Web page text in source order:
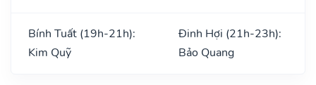
Bính Tuất (19h-21h):
Kim Quỹ
Đinh Hợi (21h-23h):
Bảo Quang